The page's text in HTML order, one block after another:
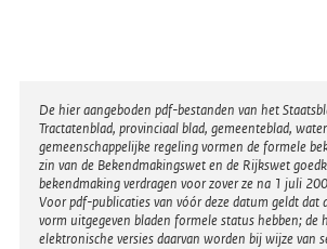
Disclaimer
De hier aangeboden pdf-bestanden van het
Tractatenblad, provinciaal blad, gemeenteblad,
gemeenschappelijke regeling vormen de formele
zin van de Bekendmakingswet en de Rijkswet
bekendmaking verdragen voor zover ze na 1 juli
Voor pdf-publicaties van vóór deze datum geldt dat
vorm uitgegeven bladen formele status hebben; de
elektronische versies daarvan worden bij wijze van